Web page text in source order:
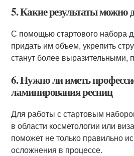
5. Какие результаты можно
С помощью стартового набора
придать им объем, укрепить
станут более выразительными,
6. Нужно ли иметь
ламинирования ресниц
Для работы с стартовым
в области косметологии или
поможет не только правильно
осложнения в процессе.